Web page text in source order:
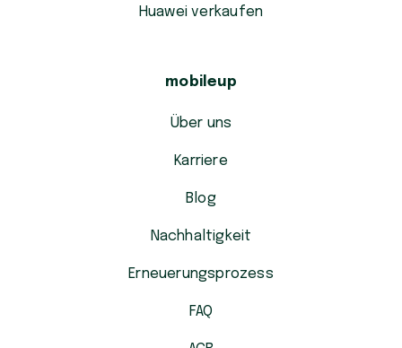
Huawei verkaufen
mobileup
Über uns
Karriere
Blog
Nachhaltigkeit
Erneuerungsprozess
FAQ